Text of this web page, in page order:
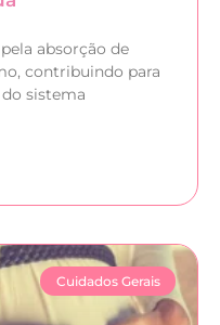
absorção de
contribuindo para
sistema
Cuidados Gerais